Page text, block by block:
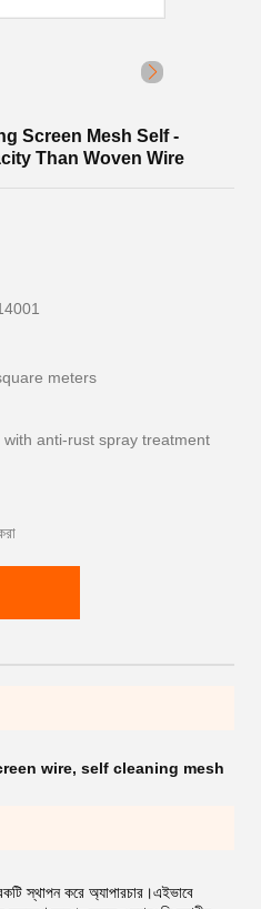
Screen Mesh Self -
Than Woven Wire
meters
anti-rust spray treatment
wire, self cleaning mesh
স্থাপন করে অ্যাপারচার।এইভাবে